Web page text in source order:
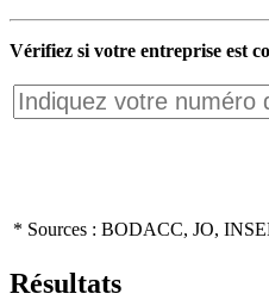
Vérifiez si votre entreprise est
* Sources : BODACC, JO,
Résultats